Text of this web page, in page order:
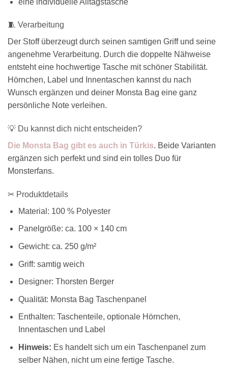
🧵 Verarbeitung
Der Stoff überzeugt durch seinen samtigen Griff und seine
angenehme Verarbeitung. Durch die doppelte Nähweise
entsteht eine hochwertige Tasche mit schöner Stabilität.
Hörnchen, Label und Innentaschen kannst du nach
Wunsch ergänzen und deiner Monsta Bag eine ganz
persönliche Note verleihen.
💡 Du kannst dich nicht entscheiden?
Die Monsta Bag gibt es auch in Türkis. Beide Varianten
ergänzen sich perfekt und sind ein tolles Duo für
Monsterfans.
✂ Produktdetails
Material: 100 % Polyester
Panelgröße: ca. 100 × 140 cm
Gewicht: ca. 250 g/m²
Griff: samtig weich
Designer: Thorsten Berger
Qualität: Monsta Bag Taschenpanel
Enthalten: Taschenteile, optionale Hörnchen,
Innentaschen und Label
Hinweis: Es handelt sich um ein Taschenpanel zum
selber Nähen, nicht um eine fertige Tasche.